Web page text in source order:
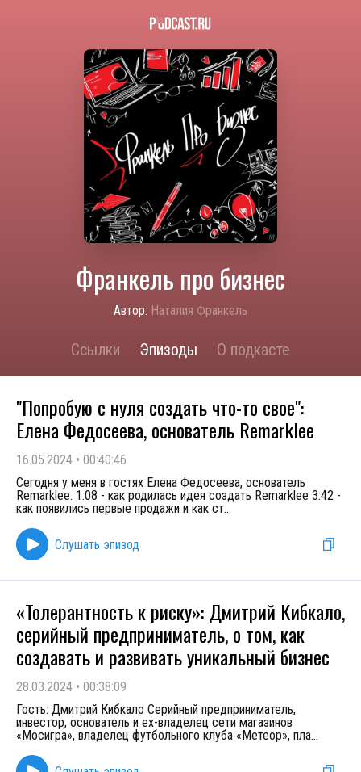
Франкель про бизнес
Автор: Наталия Франкель
Ссылки Эпизоды О подкасте
"Попробую с нуля создать что-то свое":
Елена Федосеева, основатель Remarklee
16.05.2024 • 00:40:46
Сегодня у меня в гостях Елена Федосеева, основатель
Remarklee. 1:08 - как родилась идея создать Remarklee 3:42 -
как появились первые продажи и как ст...
Слушать эпизод
«Толерантность к риску»: Дмитрий Кибкало,
серийный предприниматель, о том, как
создавать и развивать уникальный бизнес
28.03.2024 • 00:38:09
Гость: Дмитрий Кибкало Серийный предприниматель,
инвестор, основатель и ex-владелец сети магазинов
«Мосигра», владелец футбольного клуба «Метеор», пла...